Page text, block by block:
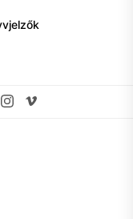
Instagram
Vimeo